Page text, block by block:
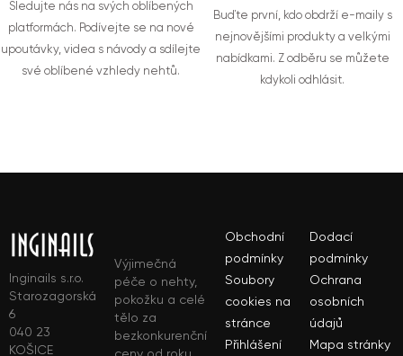
Sledujte nás na svých oblíbených
platformách. Podívejte se na nové
upoutávky, videa s návody a sdílejte
své oblíbené vzhledy nehtů.
Buďte první, kdo obdrží e-maily s
nejnovějšími produkty a velkými
nabídkami. Z odběru se můžete
kdykoli odhlásit.
Inginails s.r.o.
Starozagorská
6
040 23
KOŠICE
Výjimečná
péče o nehty,
pokožku a celé
tělo za
bezkonkurenční
Obchodní
podmínky
Dodací
podmínky
Soubory
cookies na
stránce
Ochrana
osobních
údajů
Přihlášení
Mapa stránky